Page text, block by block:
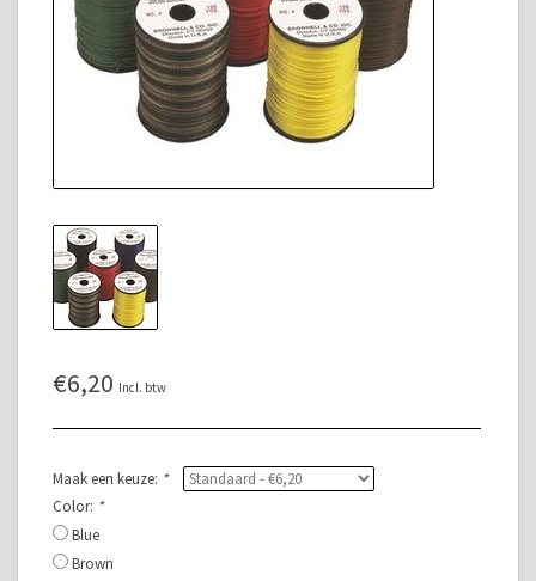
€6,20 Incl. btw
Maak een keuze: *
Color: *
Blue
Brown